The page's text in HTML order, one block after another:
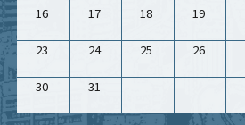
16 17 18 19
23 24 25 26
30 31